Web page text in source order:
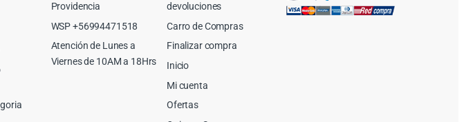
Providencia
WSP +56994471518
Atención de Lunes a
Viernes de 10AM a 18Hrs
devoluciones
Carro de Compras
Finalizar compra
Inicio
Mi cuenta
Ofertas